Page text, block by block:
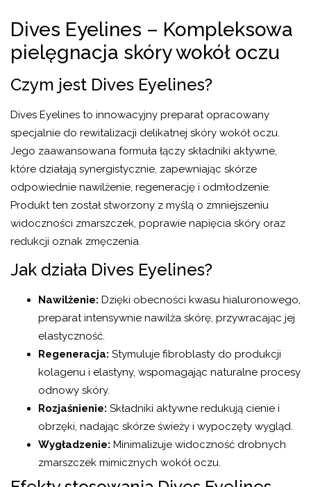
Usta
Dives Eyelines – Kompleksowa
pielęgnacja skóry wokół oczu
Czym jest Dives Eyelines?
Dives Eyelines to innowacyjny preparat opracowany
specjalnie do rewitalizacji delikatnej skóry wokół oczu.
Jego zaawansowana formuła łączy składniki aktywne,
które działają synergistycznie, zapewniając skórze
odpowiednie nawilżenie, regenerację i odmłodzenie.
Produkt ten został stworzony z myślą o zmniejszeniu
widoczności zmarszczek, poprawie napięcia skóry oraz
redukcji oznak zmęczenia.
Jak działa Dives Eyelines?
Nawilżenie: Dzięki obecności kwasu hialuronowego,
preparat intensywnie nawilża skórę, przywracając jej
elastyczność.
Regeneracja: Stymuluje fibroblasty do produkcji
kolagenu i elastyny, wspomagając naturalne procesy
odnowy skóry.
Rozjaśnienie: Składniki aktywne redukują cienie i
obrzęki, nadając skórze świeży i wypoczęty wygląd.
Wygładzenie: Minimalizuje widoczność drobnych
zmarszczek mimicznych wokół oczu.